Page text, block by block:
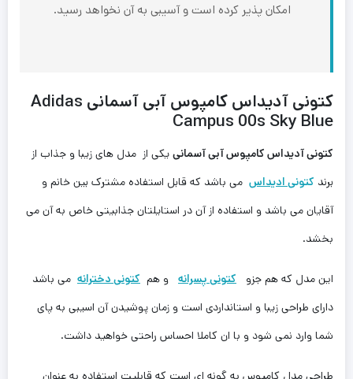
امکان پذیر کرده است و آسیبی به آن نخواهد رسید.
کتونى آدیداس کامپوس آبی آسمانی Adidas
Campus 00s Sky Blue
کتونى آدیداس کامپوس آبی آسمانی یکی از مدل های زیبا و جذاب از
برند کتونی ادیداس می باشد که قابل استفاده مشترک بین خانم و
آقایان می باشد و استفاده از آن در استایلتان جذابیتی خاص به آن می
بخشد.
این مدل که هم‌ جزو کتونی پسرانه و هم کتونی دخترانه می باشد
دارای طراحی زیبا و استانداردی است و زمان پوشیدن آن اسیبی به پای
شما وارد نمی شود و با ان کاملا احساس راحتی خواهید داشت.
طراحی مدل کامپوس به گونه ای است که قابلیت استفاده به عنوان